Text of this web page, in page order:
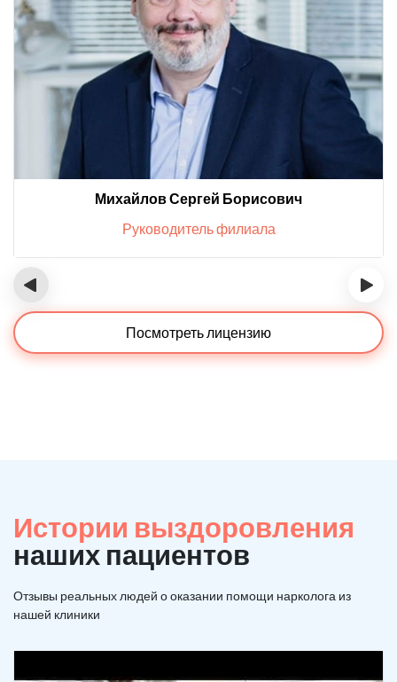
Михайлов Сергей Борисович
Руководитель филиала
‹ ›
Посмотреть лицензию
Истории выздоровления
наших пациентов
Отзывы реальных людей о оказании помощи нарколога из
нашей клиники